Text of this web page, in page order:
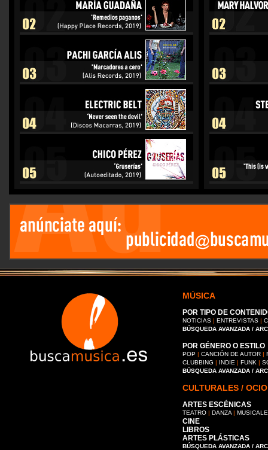
MÚSICA
POR TIPO DE
NOTICIAS | ENTREVISTAS |
BÚSQUEDA AVANZADA /
POR GÉNERO O ESTILO
POP | CANCIÓN DE AUTOR |
CLUBBING | INDIE | FUNK |
BÚSQUEDA AVANZADA /
CULTURALES / OCIO
ARTES ESCÉNICAS
TEATRO | DANZA |
CINE
LIBROS
ARTES PLÁSTICAS
BÚSQUEDA AVANZADA /